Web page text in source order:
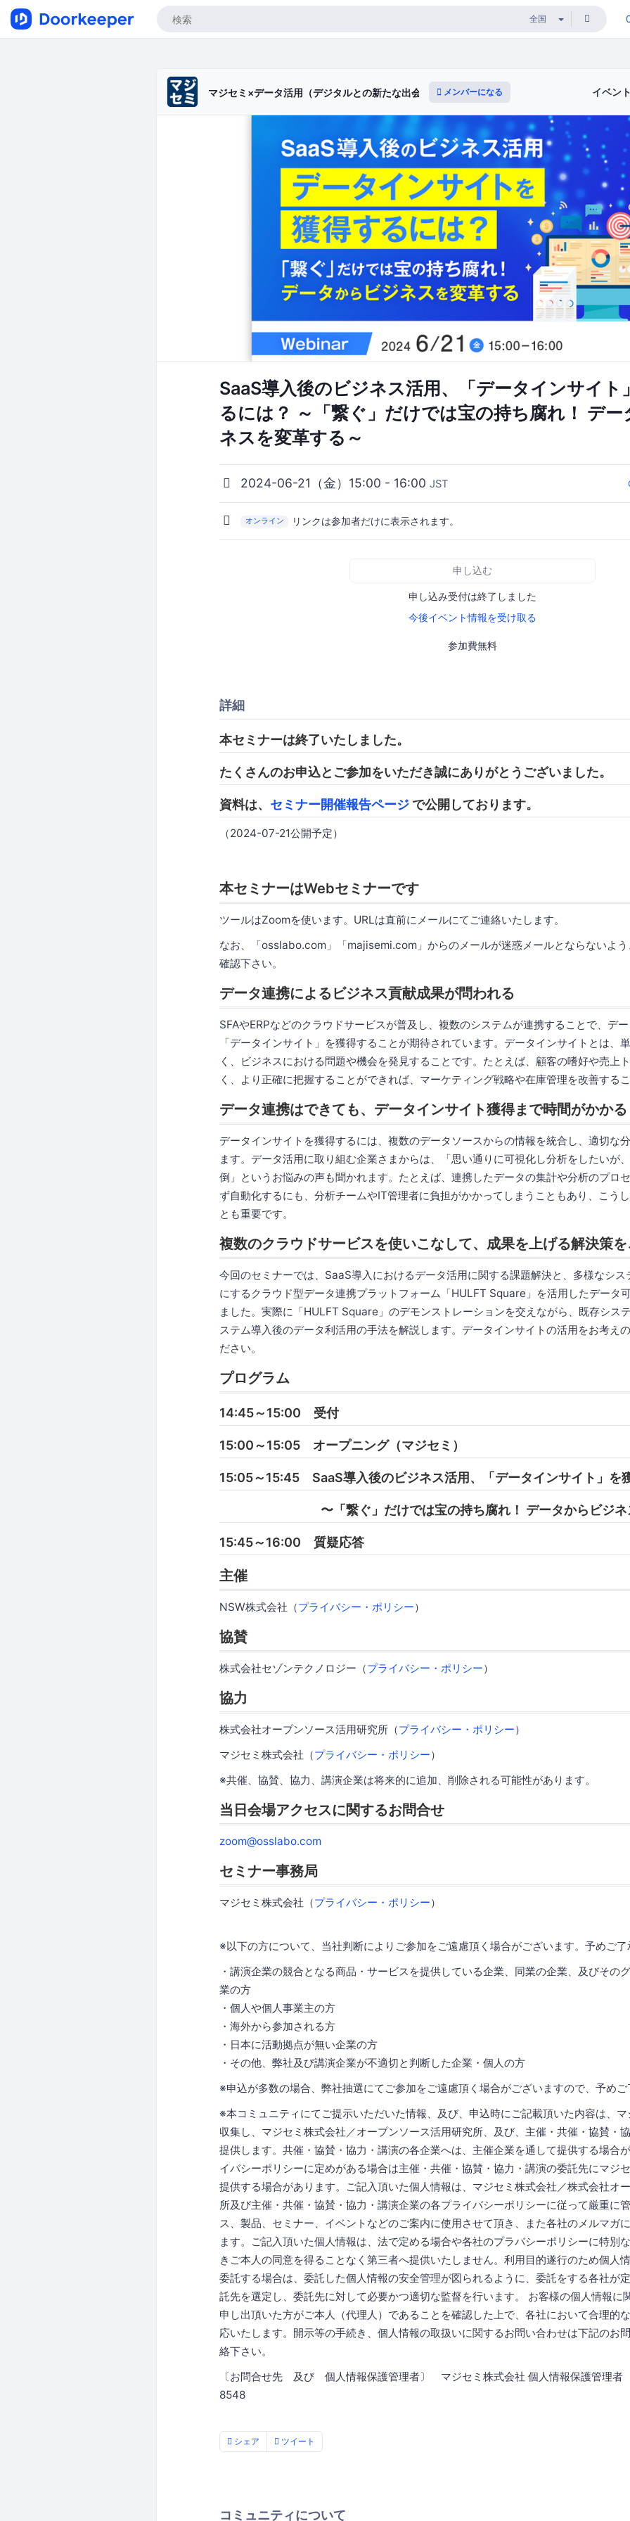
マジセミ×データ活用（デジタルとの新たな出会いと体験）メンバーになる イベント
SaaS導入後のビジネス活用、「データインサイト
るには？ ～「繋ぐ」だけでは宝の持ち腐れ！ デー
ネスを変革する～
2024-06-21（金）15:00 - 16:00 JST
オンライン リンクは参加者だけに表示されます。
申し込む
申し込み受付は終了しました
今後イベント情報を受け取る
参加費無料
詳細
本セミナーは終了いたしました。
たくさんのお申込とご参加をいただき誠にありがとうございました。
資料は、 セミナー開催報告ページ で公開しております。
（2024-07-21公開予定）
本セミナーはWebセミナーです
ツールはZoomを使います。URLは直前にメールにてご連絡いたします。
なお、「osslabo.com」「majisemi.com」からのメールが迷惑メールとならないよ
確認下さい。
データ連携によるビジネス貢献成果が問われる
SFAやERPなどのクラウドサービスが普及し、複数のシステムが連携することで、デ
「データインサイト」を獲得することが期待されています。データインサイトとは、
く、ビジネスにおける問題や機会を発見することです。たとえば、顧客の嗜好や売上
く、より正確に把握することができれば、マーケティング戦略や在庫管理を改善するこ
データ連携はできても、データインサイト獲得まで時間がかかる
データインサイトを獲得するには、複数のデータソースからの情報を統合し、適切な
ます。データ活用に取り組む企業さまからは、「思い通りに可視化し分析をしたいが
倒」というお悩みの声も聞かれます。たとえば、連携したデータの集計や分析のプロ
ず自動化するにも、分析チームやIT管理者に負担がかかってしまうこともあり、こう
とも重要です。
複数のクラウドサービスを使いこなして、成果を上げる解決策
今回のセミナーでは、SaaS導入におけるデータ活用に関する課題解決と、多様なシス
にするクラウド型データ連携プラットフォーム「HULFT Square」を活用したデータ
ました。実際に「HULFT Square」のデモンストレーションを交えながら、既存シス
ステム導入後のデータ利活用の手法を解説します。データインサイトの活用をお考え
ださい。
プログラム
14:45～15:00 受付
15:00～15:05 オープニング（マジセミ）
15:05～15:45 SaaS導入後のビジネス活用、「データインサイト」を
〜「繋ぐ」だけでは宝の持ち腐れ！ データからビジネス
15:45～16:00 質疑応答
主催
NSW株式会社（プライバシー・ポリシー）
協賛
株式会社セゾンテクノロジー（プライバシー・ポリシー）
協力
株式会社オープンソース活用研究所（プライバシー・ポリシー）
マジセミ株式会社（プライバシー・ポリシー）
※共催、協賛、協力、講演企業は将来的に追加、削除される可能性があります。
当日会場アクセスに関するお問合せ
zoom@osslabo.com
セミナー事務局
マジセミ株式会社（プライバシー・ポリシー）
※以下の方について、当社判断によりご参加をご遠慮頂く場合がございます。予めご了
・講演企業の競合となる商品・サービスを提供している企業、同業の企業、及びその
業の方
・個人や個人事業主の方
・海外から参加される方
・日本に活動拠点が無い企業の方
・その他、弊社及び講演企業が不適切と判断した企業・個人の方
※申込が多数の場合、弊社抽選にてご参加をご遠慮頂く場合がございますので、予めご
※本コミュニティにてご提示いただいた情報、及び、申込時にご記載頂いた内容は、
収集し、マジセミ株式会社／オープンソース活用研究所、及び、主催・共催・協賛・
提供します。共催・協賛・協力・講演の各企業へは、主催企業を通して提供する場合
イバシーポリシーに定めがある場合は主催・共催・協賛・協力・講演の委託先にマジ
提供する場合があります。ご記入頂いた個人情報は、マジセミ株式会社／株式会社オ
所及び主催・共催・協賛・協力・講演企業の各プライバシーポリシーに従って厳重に
ス、製品、セミナー、イベントなどのご案内に使用させて頂き、また各社のメルマガ
ます。ご記入頂いた個人情報は、法で定める場合や各社のプラバシーポリシーに特別
きご本人の同意を得ることなく第三者へ提供いたしません。利用目的遂行のため個人
委託する場合は、委託した個人情報の安全管理が図られるように、委託をする各社が
託先を選定し、委託先に対して必要かつ適切な監督を行います。 お客様の個人情報に
申し出頂いた方がご本人（代理人）であることを確認した上で、各社において合理的
応いたします。開示等の手続き、個人情報の取扱いに関するお問い合わせは下記のお
絡下さい。
〔お問合せ先 及び 個人情報保護管理者〕 マジセミ株式会社 個人情報保護管理
8548
シェア ツイート
コミュニティについて